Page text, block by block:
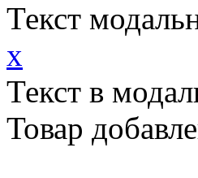
Текст
x
Текст в
Товар